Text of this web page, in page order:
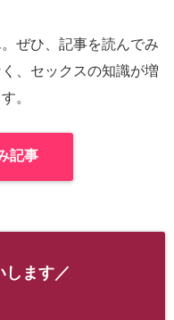
ぜひ、記事を読んでみ
、セックスの知識が増
。
記事
します／